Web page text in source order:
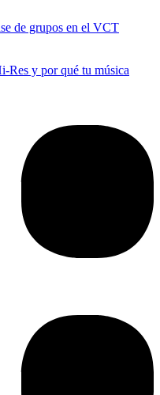
de grupos en el VCT
Res y por qué tu música